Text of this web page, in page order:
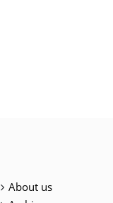
About us